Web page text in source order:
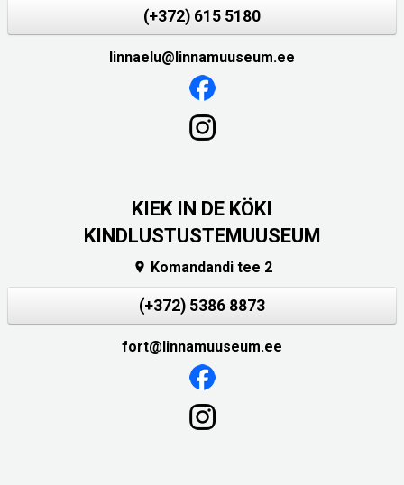
(+372) 615 5180
linnaelu@linnamuuseum.ee
KIEK IN DE KÖKI
KINDLUSTUSTEMUUSEUM
 Komandandi tee 2
(+372) 5386 8873
fort@linnamuuseum.ee